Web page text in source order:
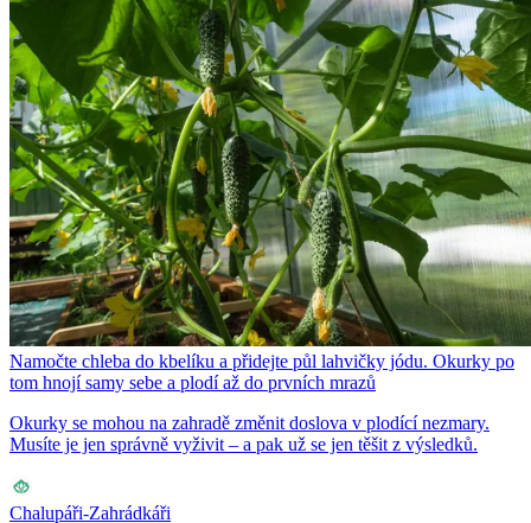
Namočte chleba do kbelíku a přidejte půl lahvičky jódu. Okurky po
tom hnojí samy sebe a plodí až do prvních mrazů
Okurky se mohou na zahradě změnit doslova v plodící nezmary.
Musíte je jen správně vyživit – a pak už se jen těšit z výsledků.
Chalupáři-Zahrádkáři